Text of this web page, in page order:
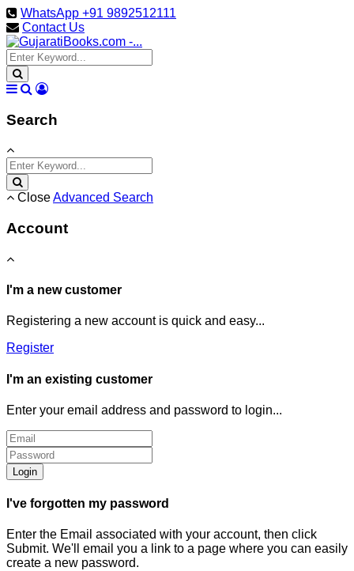
WhatsApp +91 9892512111
Contact Us
Search
CloseAdvanced Search
Account
I'm a new customer
Registering a new account is quick and easy...
Register
I'm an existing customer
Enter your email address and password to login...
Login
I've forgotten my password
Enter the Email associated with your account, then click
Submit. We'll email you a link to a page where you can easily
create a new password.